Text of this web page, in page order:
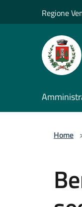
Regione
Home